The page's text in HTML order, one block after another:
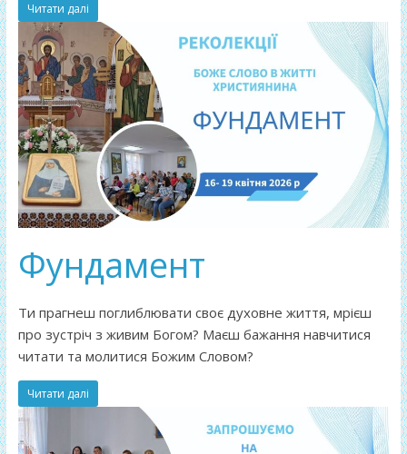
Читати далі
Фундамент
Ти прагнеш поглиблювати своє духовне життя, мрієш
про зустріч з живим Богом? Маєш бажання навчитися
читати та молитися Божим Словом?
Читати далі